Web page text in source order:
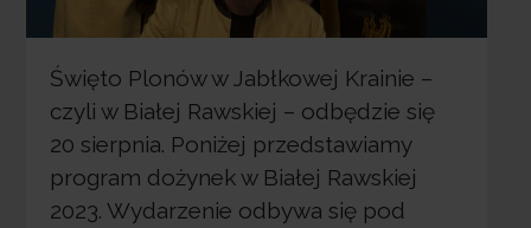
Święto Plonów w Jabłkowej Krainie –
czyli w Białej Rawskiej – odbędzie się
20 sierpnia. Poniżej przedstawiamy
program dożynek w Białej Rawskiej
2023. Wydarzenie odbywa się pod